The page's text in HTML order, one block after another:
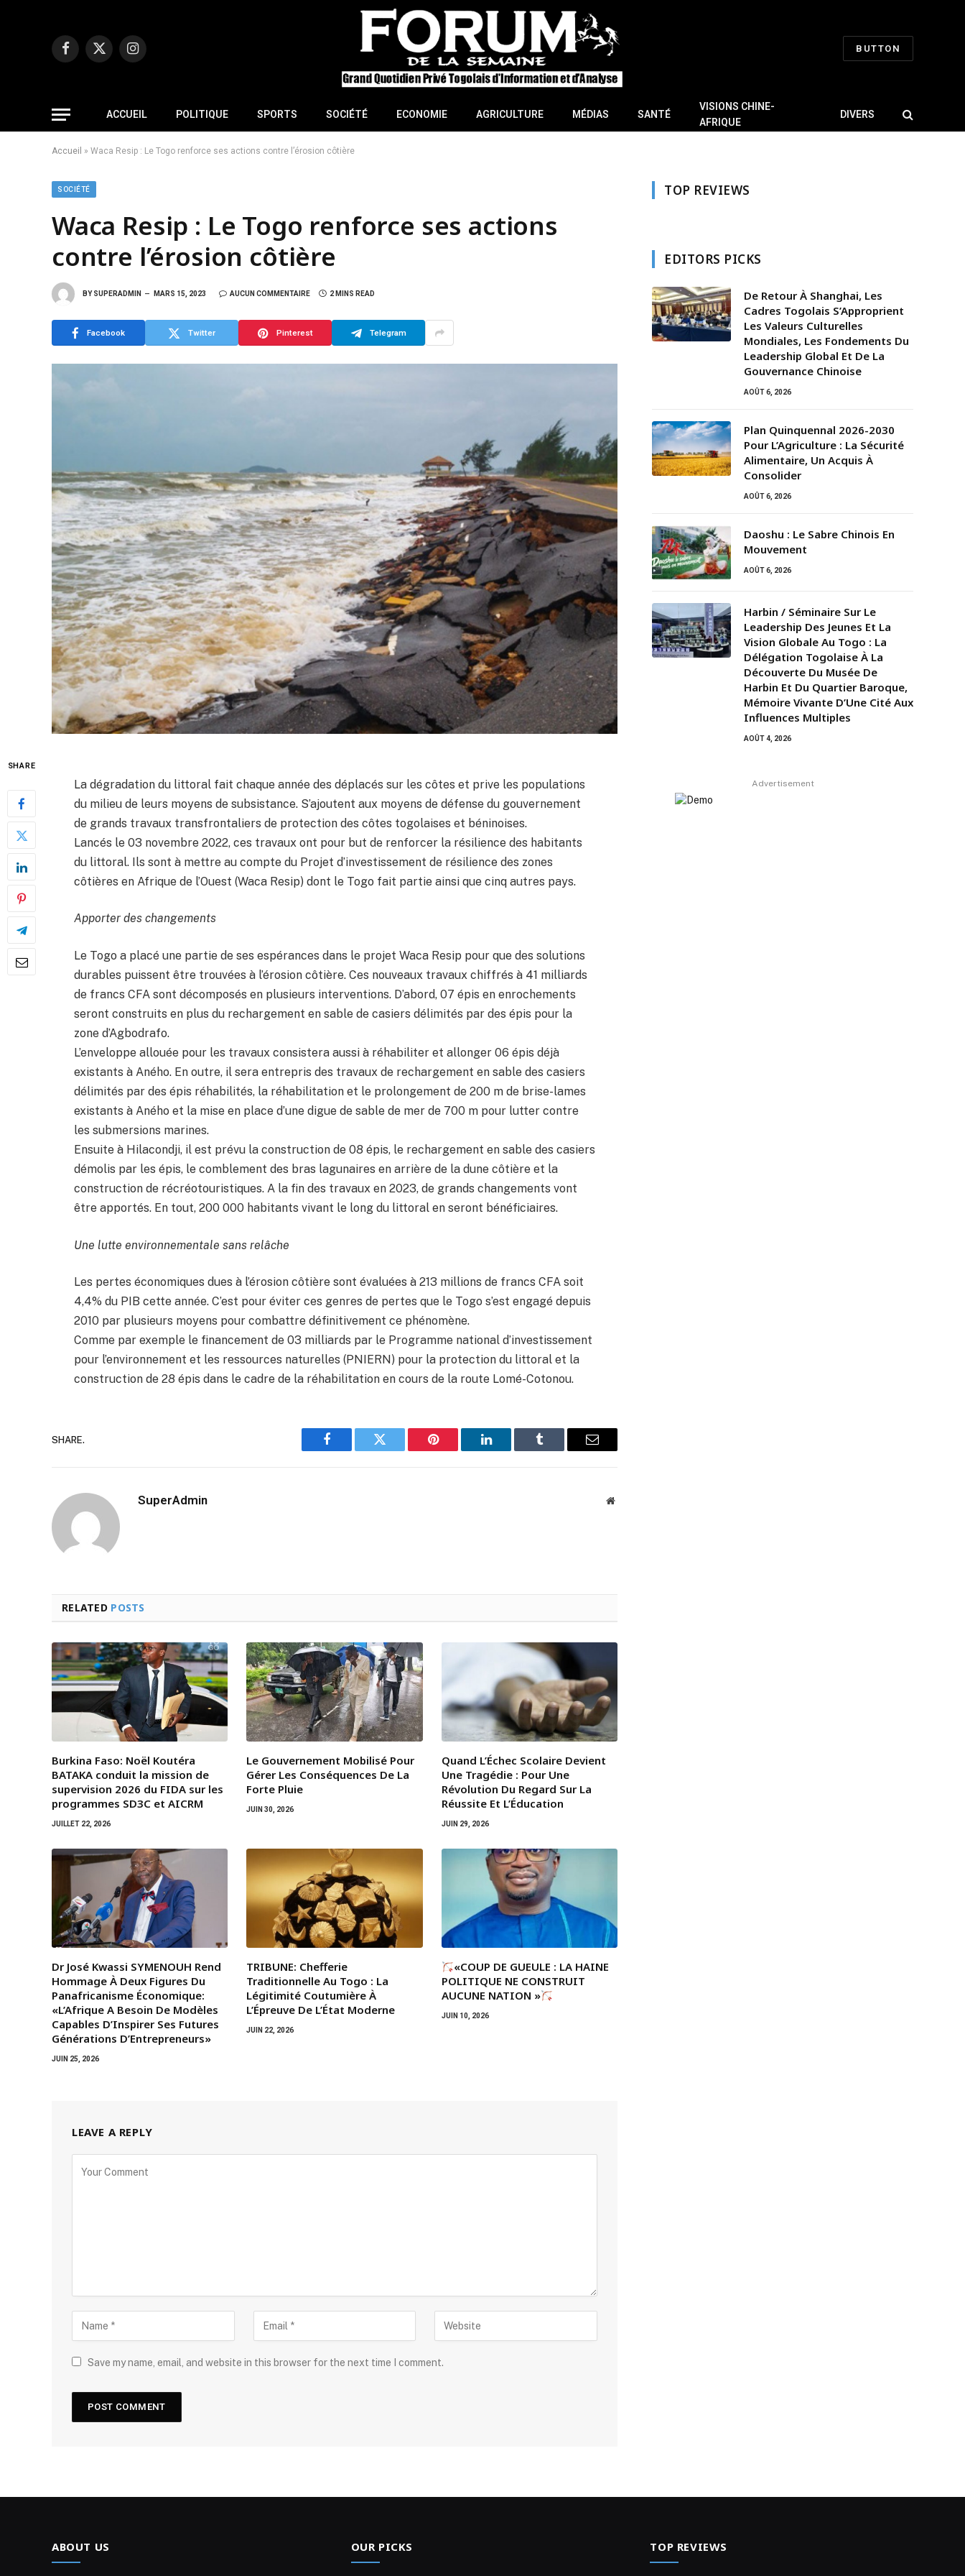
Facebook
X
Instagram
BUTTON
ACCUEIL POLITIQUE SPORTS SOCIÉTÉ ECONOMIE AGRICULTURE MÉDIAS SANTÉ
VISIONS CHINE-
AFRIQUE
DIVERS
Accueil » Waca Resip : Le Togo renforce ses actions contre l’érosion côtière
SOCIÉTÉ
Waca Resip : Le Togo renforce ses actions
contre l’érosion côtière
BY SUPERADMIN MARS 15, 2023 AUCUN COMMENTAIRE 2 MINS READ
Facebook Twitter Pinterest Telegram
SHARE
La dégradation du littoral fait chaque année des déplacés sur les côtes et prive les populations
du milieu de leurs moyens de subsistance. S’ajoutent aux moyens de défense du gouvernement
de grands travaux transfrontaliers de protection des côtes togolaises et béninoises.
Lancés le 03 novembre 2022, ces travaux ont pour but de renforcer la résilience des habitants
du littoral. Ils sont à mettre au compte du Projet d’investissement de résilience des zones
côtières en Afrique de l’Ouest (Waca Resip) dont le Togo fait partie ainsi que cinq autres pays.
Apporter des changements
Le Togo a placé une partie de ses espérances dans le projet Waca Resip pour que des solutions
durables puissent être trouvées à l’érosion côtière. Ces nouveaux travaux chiffrés à 41 milliards
de francs CFA sont décomposés en plusieurs interventions. D’abord, 07 épis en enrochements
seront construits en plus du rechargement en sable de casiers délimités par des épis pour la
zone d’Agbodrafo.
L’enveloppe allouée pour les travaux consistera aussi à réhabiliter et allonger 06 épis déjà
existants à Aného. En outre, il sera entrepris des travaux de rechargement en sable des casiers
délimités par des épis réhabilités, la réhabilitation et le prolongement de 200 m de brise-lames
existants à Aného et la mise en place d’une digue de sable de mer de 700 m pour lutter contre
les submersions marines.
Ensuite à Hilacondji, il est prévu la construction de 08 épis, le rechargement en sable des casiers
démolis par les épis, le comblement des bras lagunaires en arrière de la dune côtière et la
construction de récréotouristiques. A la fin des travaux en 2023, de grands changements vont
être apportés. En tout, 200 000 habitants vivant le long du littoral en seront bénéficiaires.
Une lutte environnementale sans relâche
Les pertes économiques dues à l’érosion côtière sont évaluées à 213 millions de francs CFA soit
4,4% du PIB cette année. C’est pour éviter ces genres de pertes que le Togo s’est engagé depuis
2010 par plusieurs moyens pour combattre définitivement ce phénomène.
Comme par exemple le financement de 03 milliards par le Programme national d’investissement
pour l’environnement et les ressources naturelles (PNIERN) pour la protection du littoral et la
construction de 28 épis dans le cadre de la réhabilitation en cours de la route Lomé-Cotonou.
SHARE.
Facebook Twitter Pinterest LinkedIn Tumblr Email
SuperAdmin Website
RELATED POSTS
Burkina Faso: Noël Koutéra
BATAKA conduit la mission de
supervision 2026 du FIDA sur les
programmes SD3C et AICRM
JUILLET 22, 2026
Le Gouvernement Mobilisé Pour
Gérer Les Conséquences De La
Forte Pluie
JUIN 30, 2026
Quand L’Échec Scolaire Devient
Une Tragédie : Pour Une
Révolution Du Regard Sur La
Réussite Et L’Éducation
JUIN 29, 2026
Dr José Kwassi SYMENOUH Rend
Hommage À Deux Figures Du
Panafricanisme Économique:
«L’Afrique A Besoin De Modèles
Capables D’Inspirer Ses Futures
Générations D’Entrepreneurs»
JUIN 25, 2026
TRIBUNE: Chefferie
Traditionnelle Au Togo : La
Légitimité Coutumière À
L’Épreuve De L’État Moderne
JUIN 22, 2026
«COUP DE GUEULE : LA HAINE
POLITIQUE NE CONSTRUIT
AUCUNE NATION »
JUIN 10, 2026
LEAVE A REPLY
Save my name, email, and website in this browser for the next time I comment.
TOP REVIEWS
EDITORS PICKS
De Retour À Shanghai, Les
Cadres Togolais S’Approprient
Les Valeurs Culturelles
Mondiales, Les Fondements Du
Leadership Global Et De La
Gouvernance Chinoise
AOÛT 6, 2026
Plan Quinquennal 2026-2030
Pour L’Agriculture : La Sécurité
Alimentaire, Un Acquis À
Consolider
AOÛT 6, 2026
Daoshu : Le Sabre Chinois En
Mouvement
AOÛT 6, 2026
Harbin / Séminaire Sur Le
Leadership Des Jeunes Et La
Vision Globale Au Togo : La
Délégation Togolaise À La
Découverte Du Musée De
Harbin Et Du Quartier Baroque,
Mémoire Vivante D’Une Cité Aux
Influences Multiples
AOÛT 4, 2026
Advertisement
ABOUT US OUR PICKS TOP REVIEWS